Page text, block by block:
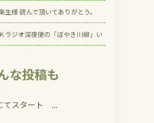
生様 読んで頂いてありがとう。
ラジオ深夜便の「ぼやき川柳」い
な投稿も
てスタート ...